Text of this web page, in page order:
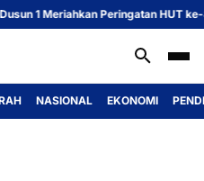
1 Meriahkan Peringatan HUT ke-81
NASIONAL EKONOMI